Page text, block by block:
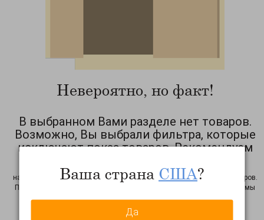
Невероятно, но факт!
В выбранном Вами разделе нет товаров.
Возможно, Вы выбрали фильтра, которые
исключают показ товаров. Рекомендуем
на период тестирования сайта возможны неточности в работе фильтров.
Просим Вас уведомить нас об этом факте: нажмите на
, и мы
узнаем о неточности! Спасибо
Ваша страна США?
Да